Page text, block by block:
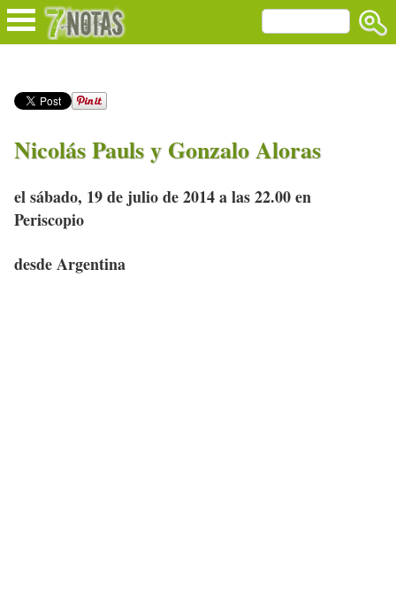
Nicolás Pauls y Gonzalo Aloras
el sábado, 19 de julio de 2014 a las 22.00 en
Periscopio
desde Argentina